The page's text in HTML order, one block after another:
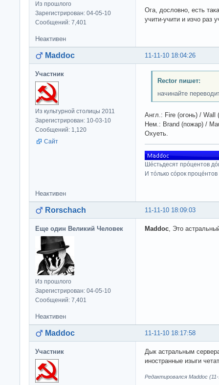
Из прошлого
Зарегистрирован: 04-05-10
Сообщений: 7,401
Ога, дословно, есть
учити-учити и изчо раз
Неактивен
11-11-10 18:04:26
Maddoc
Участник
Из культурной столицы 2011
Зарегистрирован: 10-03-10
Сообщений: 1,120
Сайт
Rector пишет:
начинайте
Англ.: Fire (огонь) / Wall
Нем.: Brand (пожар) /
Охуеть.
Шéстьдесят прóцентов
И тóлько сóрок
Неактивен
11-11-10 18:09:03
Rorschach
Еще один Великий Человек
Из прошлого
Зарегистрирован: 04-05-10
Сообщений: 7,401
Maddoc, Это
Неактивен
11-11-10 18:17:58
Maddoc
Участник
Дык астральным
иностранные изыги
Редактировался Maddoc